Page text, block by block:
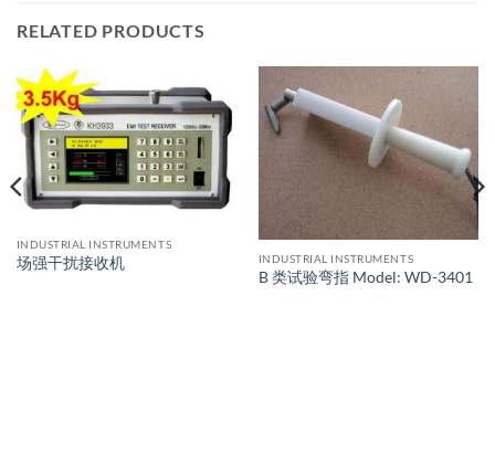
RELATED PRODUCTS
INDUSTRIAL INSTRUMENTS
场强干扰接收机 INDUSTRIAL INSTRUMENTS
B 类试验弯指 Model: WD-3401